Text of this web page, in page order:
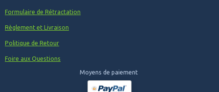
Formulaire de Rétractation
Règlement et Livraison
Politique de Retour
Foire aux Questions
Moyens de paiement